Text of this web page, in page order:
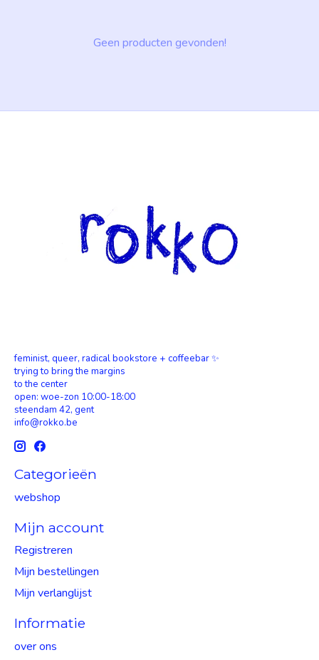
Geen producten gevonden!
feminist, queer, radical bookstore + coffeebar ✨
trying to bring the margins
to the center
open: woe-zon 10:00-18:00
steendam 42, gent
info@rokko.be
Categorieën
webshop
Mijn account
Registreren
Mijn bestellingen
Mijn verlanglijst
Informatie
over ons